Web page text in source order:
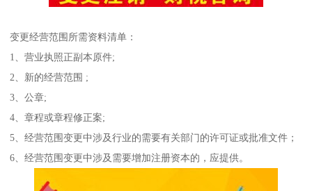
变更经营范围所需资料清单：
1、营业执照正副本原件;
2、新的经营范围 ;
3、公章;
4、章程或章程修正案;
5、经营范围变更中涉及行业的需要有关部门的许可证或批准文件；
6、经营范围变更中涉及需要增加注册资本的，应提供。